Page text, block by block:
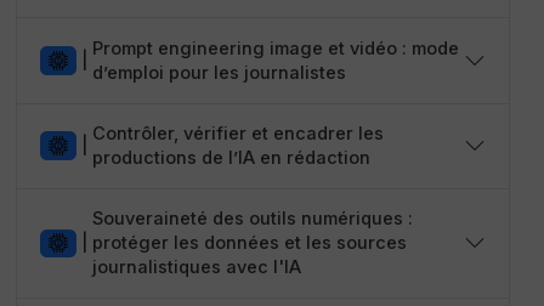
Prompt engineering image et vidéo : mode
d’emploi pour les journalistes
Contrôler, vérifier et encadrer les
productions de l’IA en rédaction
Souveraineté des outils numériques :
protéger les données et les sources
journalistiques avec l'IA